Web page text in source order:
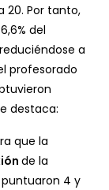
20. Por tanto,
del
a
profesorado
destaca:
que la
de la
4 y